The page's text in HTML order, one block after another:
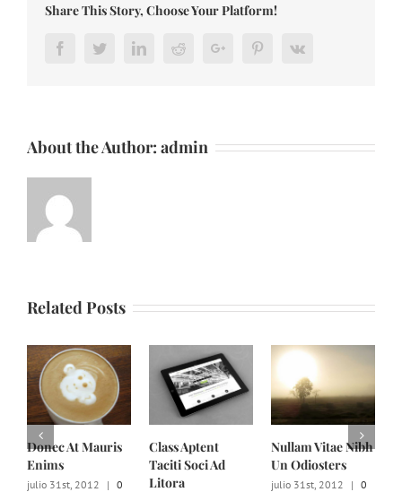
Share This Story, Choose Your Platform!
FacebookTwitterLinkedInRedditGoogle+ PinterestVk
About the Author: admin
Related Posts
At Mauris
31st, 2012 | 0
Class Aptent
Taciti Soci Ad
Litora
Nullam Vitae Nibh
Un Odiosters
julio 31st, 2012 | 0
Nunc
julio